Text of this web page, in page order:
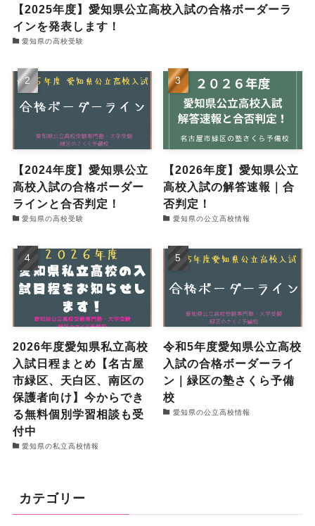
【2025年度】愛知県公立高校入試の合格ボーダーラ
インを発表します！
愛知県の高校受験
【2024年度】愛知県公立
高校入試の合格ボーダー
ラインと合否判定！
愛知県の高校受験
【2026年度】愛知県公立
高校入試の解答速報｜合
否判定！
愛知県の公立高校情報
2026年度愛知県私立高校
入試日程まとめ【名古屋
市緑区、天白区、南区の
保護者向け】今からでき
る無料個別学習相談も受
付中
愛知県の私立高校情報
令和5年度愛知県公立高校
入試の合格ボーダーライ
ン｜緑区の塾さくら予備
校
愛知県の公立高校情報
カテゴリー